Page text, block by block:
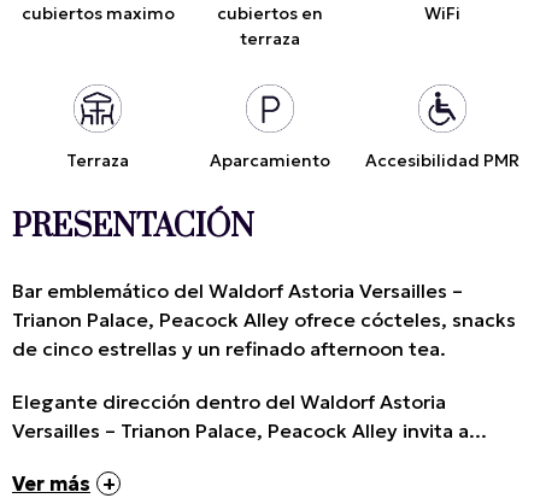
cubiertos maximo
cubiertos en
terraza
WiFi
Terraza Aparcamiento Accesibilidad PMR
PRESENTACIÓN
Bar emblemático del Waldorf Astoria Versailles –
Trianon Palace, Peacock Alley ofrece cócteles, snacks
de cinco estrellas y un refinado afternoon tea.
Elegante dirección dentro del Waldorf Astoria
Versailles – Trianon Palace, Peacock Alley invita a...
Ver más